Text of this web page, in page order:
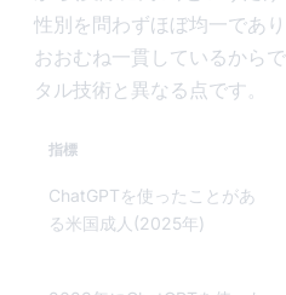
性別を問わずほぼ均一であ
おおむね一貫しているから
タル技術と異なる点です。
指標
ChatGPTを使ったことがあ
る米国成人(2025年)